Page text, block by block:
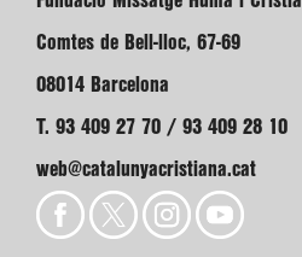
Comtes de Bell-lloc, 67-69
08014 Barcelona
T. 93 409 27 70 / 93 409 28 10
web@catalunyacristiana.cat